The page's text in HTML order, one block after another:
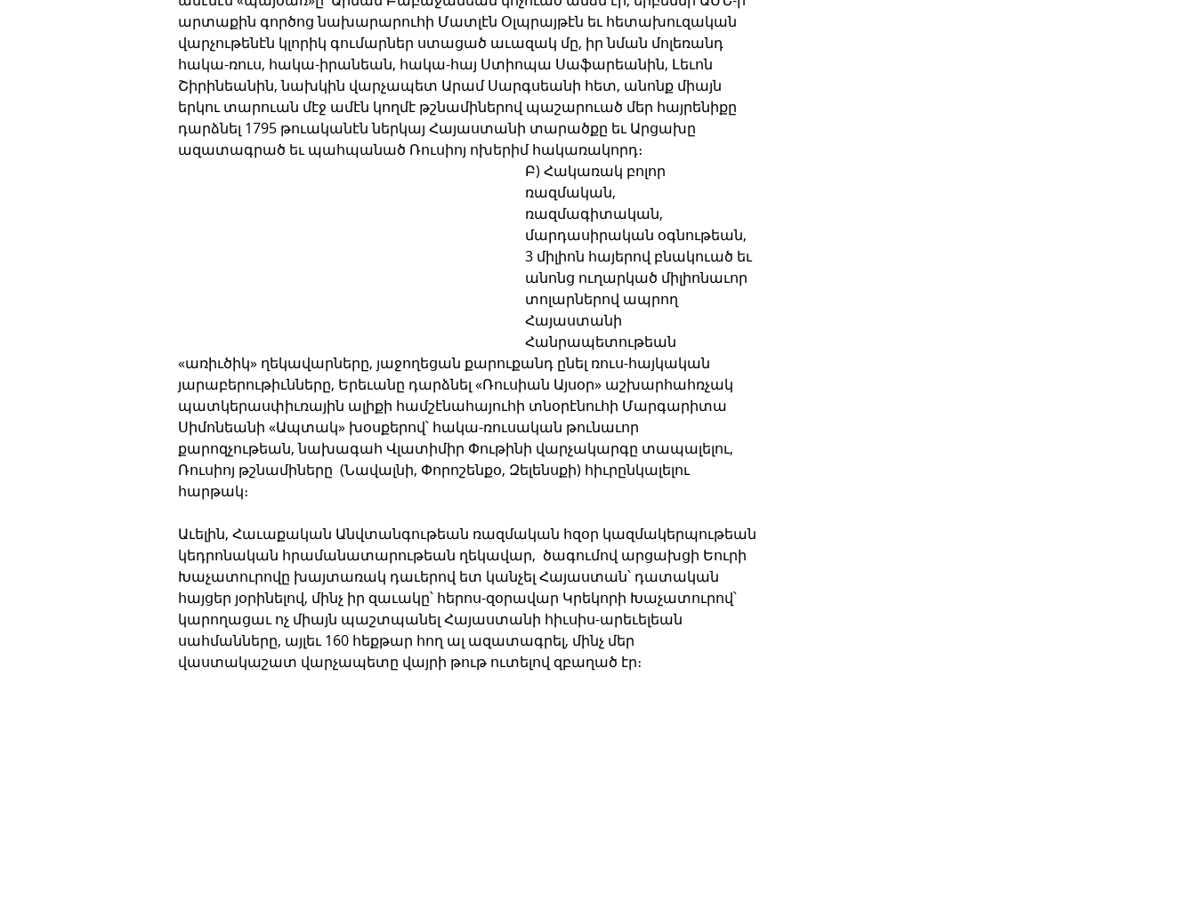
արտաքին գործոց նախարարուհի Մատլէն Օլպրայթէն եւ հետախուզական
վարչութենէն կլորիկ գումարներ ստացած աւազակ մը, իր նման մոլեռանդ
հակա-ռուս, հակա-իրանեան, հակա-հայ Ստիոպա Սաֆարեանին, Լեւոն
Շիրինեանին, նախկին վարչապետ Արամ Սարգսեանի հետ, անոնք միայն
երկու տարուան մէջ ամէն կողմէ թշնամիներով պաշարուած մեր հայրենիքը
դարձնել 1795 թուականէն ներկայ Հայաստանի տարածքը եւ Արցախը
ազատագրած եւ պահպանած Ռուսիոյ ոխերիմ հակառակորդ։
Բ) Հակառակ բոլոր
ռազմական,
ռազմագիտական,
մարդասիրական օգնութեան,
3 միլիոն հայերով բնակուած եւ
անոնց ուղարկած միլիոնաւոր
տոլարներով ապրող
Հայաստանի
Հանրապետութեան
«առիւծիկ» ղեկավարները, յաջողեցան քարուքանդ ընել ռուս-հայկական
յարաբերութիւնները, Երեւանը դարձնել «Ռուսիան Այսօր» աշխարհահռչակ
պատկերասփիւռային ալիքի համշէնահայուհի տնօրէնուհի Մարգարիտա
Սիմոնեանի «Ապտակ» խօսքերով՝ հակա-ռուսական թունաւոր
քարոզչութեան, նախագահ Վլատիմիր Փութինի վարչակարգը տապալելու,
Ռուսիոյ թշնամիները  (Նավալնի, Փորոշենքօ, Զելենսքի) հիւրընկալելու
հարթակ։
Աւելին, Հաւաքական Անվտանգութեան ռազմական հզօր կազմակերպութեան
կեդրոնական հրամանատարութեան ղեկավար,  ծագումով արցախցի Եուրի
Խաչատուրովը խայտառակ դաւերով ետ կանչել Հայաստան՝ դատական
հայցեր յօրինելով, մինչ իր զաւակը՝ հերոս-զօրավար Կրեկորի Խաչատուրով՝
կարողացաւ ոչ միայն պաշտպանել Հայաստանի հիւսիս-արեւելեան
սահմանները, այլեւ 160 հեքթար հող ալ ազատագրել, մինչ մեր
վաստակաշատ վարչապետը վայրի թութ ուտելով զբաղած էր։